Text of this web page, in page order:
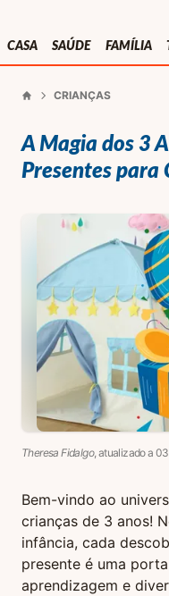
CASA SAÚDE FAMÍLIA
CRIANÇAS
A Magia dos 3
Presentes para
Theresa Fidalgo, atualizado a03
Bem-vindo ao
crianças de 3 anos!
infância, cada
presente é uma
aprendizagem e